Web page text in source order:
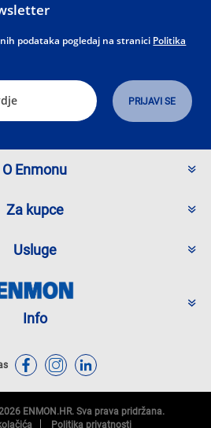
podataka pogledaj na stranici Politika
O Enmonu
Za kupce
Usluge
Info
ENMON.HR. Sva prava pridržana.
Politika privatnosti